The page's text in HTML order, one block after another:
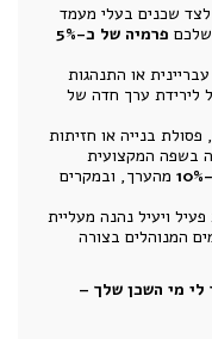
לצד שכנים בעלי מעמד
שלכם פרמיה של כ-5%
או התנהגות
לירידת ערך חדה של
פסולת בנייה או חזיתות
בשפה המקצועית
מהערך, ובמקרים
ויעיל נהנה מעליית
המנוהלים בצורה
לי מי השכן שלך –